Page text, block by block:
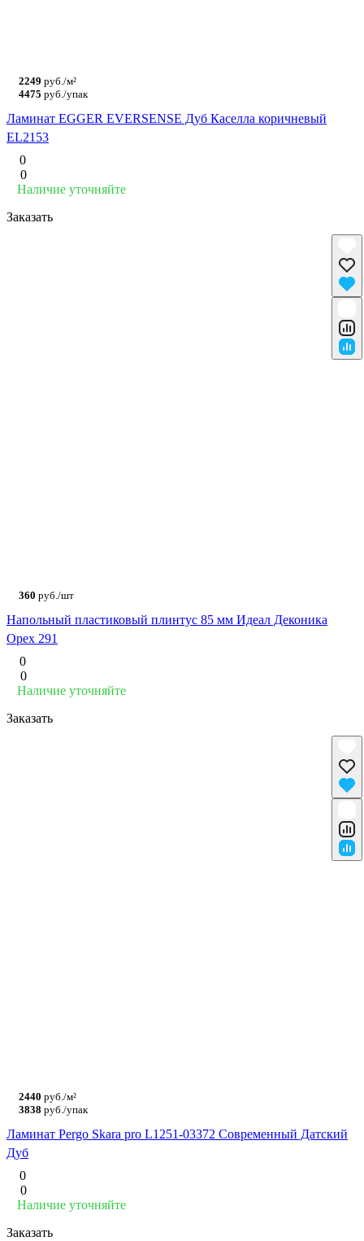
2249 руб./м²
4475 руб./упак
Ламинат EGGER EVERSENSE Дуб Каселла коричневый
EL2153
0
0
Наличие уточняйте
Заказать
360 руб./шт
Напольный пластиковый плинтус 85 мм Идеал Деконика
Орех 291
0
0
Наличие уточняйте
Заказать
2440 руб./м²
3838 руб./упак
Ламинат Pergo Skara pro L1251-03372 Современный Датский
Дуб
0
0
Наличие уточняйте
Заказать